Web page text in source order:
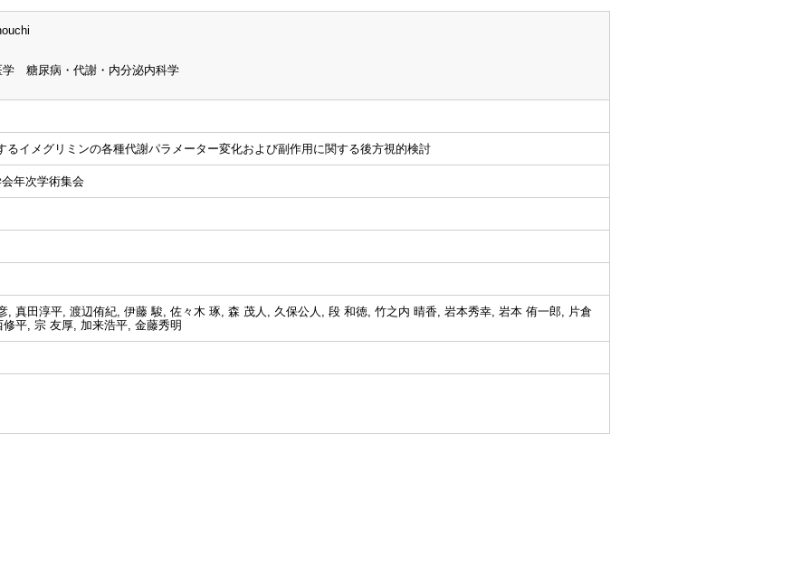
糖尿病・代謝・内分泌内科学
るイメグリミンの各種代謝パラメーター変化および副作用に関する後方視的検討
年次学術集会
, 真田淳平, 渡辺侑紀, 伊藤 駿, 佐々木 琢, 森 茂人, 久保公人, 段 和徳, 竹之内 晴香, 岩本秀幸, 岩本 侑一郎, 片倉
平, 宗 友厚, 加来浩平, 金藤秀明